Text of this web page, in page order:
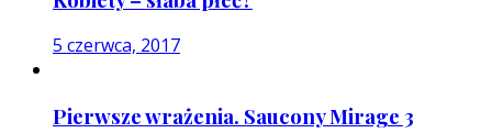
5 czerwca, 2017
Pierwsze wrażenia. Saucony Mirage 3